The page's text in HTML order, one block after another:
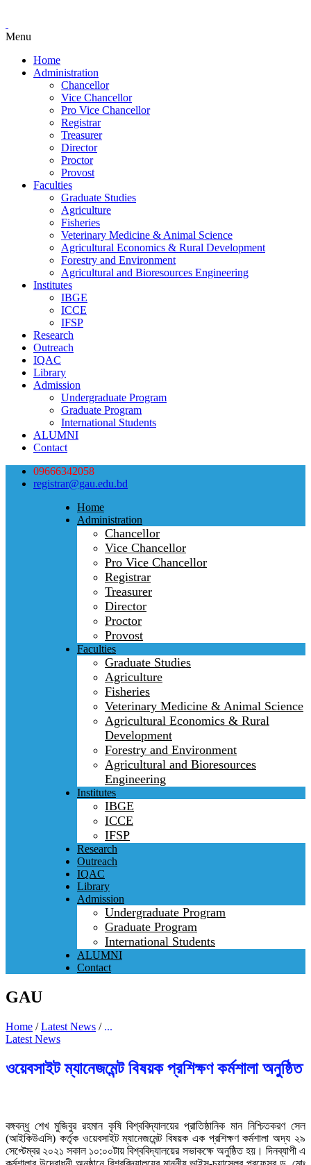
Menu
Home
Administration
Chancellor
Vice Chancellor
Pro Vice Chancellor
Registrar
Treasurer
Director
Proctor
Provost
Faculties
Graduate Studies
Agriculture
Fisheries
Veterinary Medicine & Animal Science
Agricultural Economics & Rural Development
Forestry and Environment
Agricultural and Bioresources Engineering
Institutes
IBGE
ICCE
IFSP
Research
Outreach
IQAC
Library
Admission
Undergraduate Program
Graduate Program
International Students
ALUMNI
Contact
09666342058
registrar@gau.edu.bd
Home
Administration
Chancellor
Vice Chancellor
Pro Vice Chancellor
Registrar
Treasurer
Director
Proctor
Provost
Faculties
Graduate Studies
Agriculture
Fisheries
Veterinary Medicine & Animal Science
Agricultural Economics & Rural
Development
Forestry and Environment
Agricultural and Bioresources
Engineering
Institutes
IBGE
ICCE
IFSP
Research
Outreach
IQAC
Library
Admission
Undergraduate Program
Graduate Program
International Students
ALUMNI
Contact
GAU
Home /Latest News / ...
Latest News
ওয়েবসাইট ম্যানেজমেন্ট বিষয়ক প্রশিক্ষণ কর্মশালা অনুষ্ঠিত
বঙ্গবন্ধু শেখ মুজিবুর রহমান কৃষি বিশ্ববিদ্যালয়ের প্রাতিষ্ঠানিক মান নিশ্চিতকরণ সেল
(আইকিউএসি) কর্তৃক ওয়েবসাইট ম্যানেজমেন্ট বিষয়ক এক প্রশিক্ষণ কর্মশালা অদ্য ২৯
সেপ্টেম্বর ২০২১ সকাল ১০:০০টায় বিশ্ববিদ্যালয়ের সভাকক্ষে অনুষ্ঠিত হয়। দিনব্যাপী এ